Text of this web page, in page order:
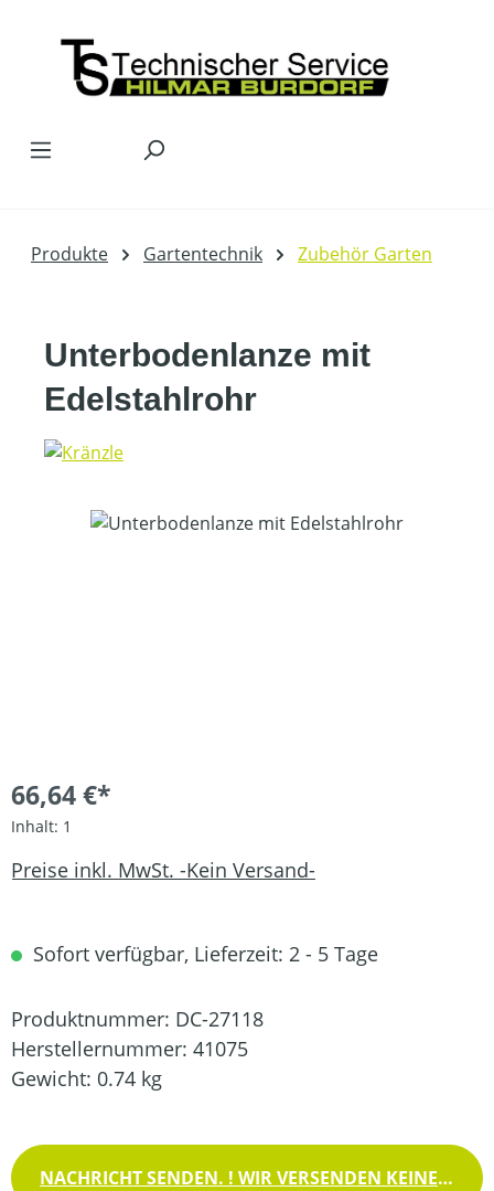
Produkte Gartentechnik Zubehör Garten
Unterbodenlanze mit
Edelstahlrohr
Bildergalerie überspringen
66,64 €*
Inhalt: 1
Preise inkl. MwSt. -Kein Versand-
Sofort verfügbar, Lieferzeit: 2 - 5 Tage
Produktnummer: DC-27118
Herstellernummer: 41075
Gewicht: 0.74 kg
NACHRICHT SENDEN. ! WIR VERSENDEN KEINE WAREN !